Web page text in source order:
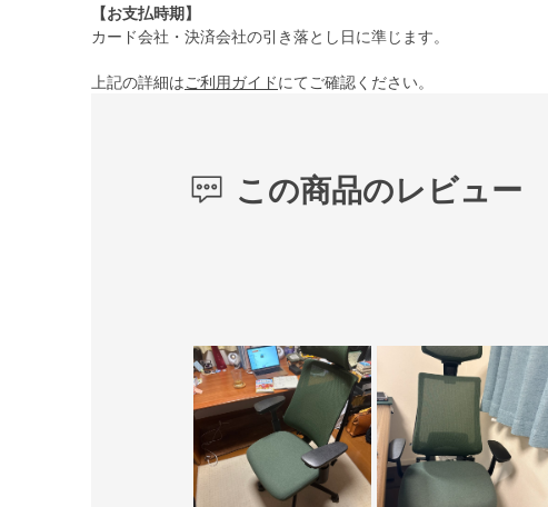
【お支払時期】
カード会社・決済会社の引き落とし日に準じます。
上記の詳細はご利用ガイドにてご確認ください。
この商品のレビュー